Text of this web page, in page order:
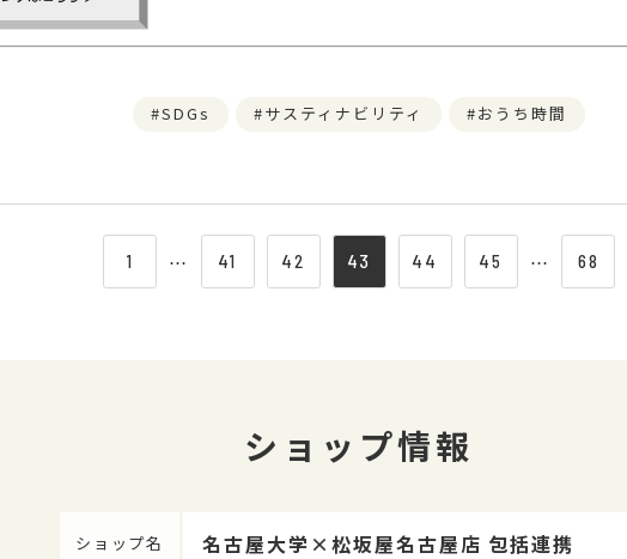
SDGs サスティナビリティ おうち時間
1 ⋯ 41 42 43 44 45 ⋯ 68
ショップ情報
ショップ名 名古屋大学×松坂屋名古屋店 包括連携